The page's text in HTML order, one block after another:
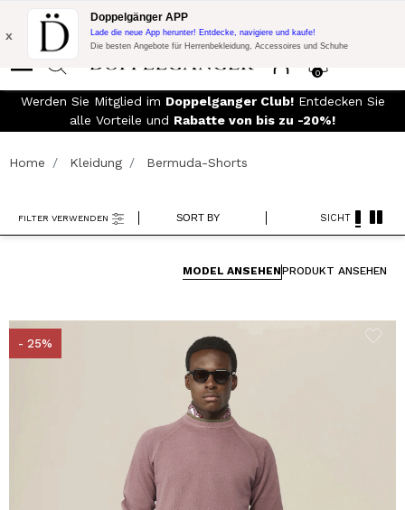
Blitzangebot:
10% Extra-Rabatt auf 300€ Einkauf mit Code:
DOPPEL300
0
x
Doppelgänger APP
Lade die neue App herunter! Entdecke, navigiere und kaufe!
Die besten Angebote für Herrenbekleidung, Accessoires und Schuhe
Werden Sie Mitglied im Doppelganger Club!Entdecken Sie
alle Vorteile und Rabatte von bis zu -20%!
Home Kleidung Bermuda-Shorts
SORT BY
FILTER VERWENDEN SICHT
MODEL ANSEHENPRODUKT ANSEHEN
- 25%